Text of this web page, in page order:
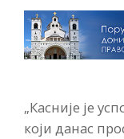
„Касније је
који данас